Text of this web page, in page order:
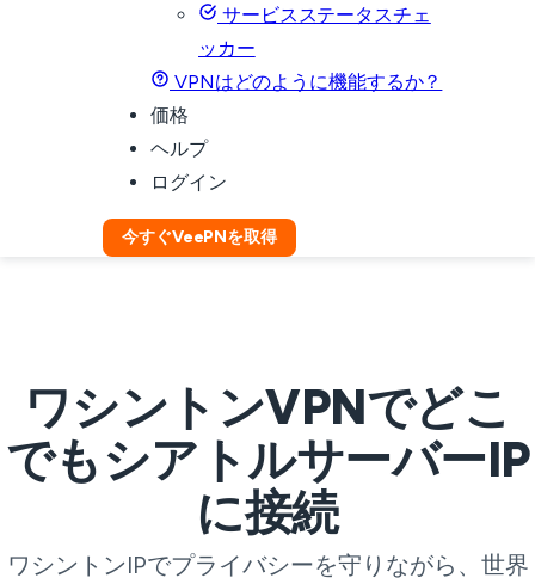
サービスステータスチェ
ッカー
VPNはどのように機能するか？
価格
ヘルプ
ログイン
今すぐVeePNを取得
ワシントンVPNでどこ
でもシアトルサーバーIP
に接続
ワシントンIPでプライバシーを守りながら、世界